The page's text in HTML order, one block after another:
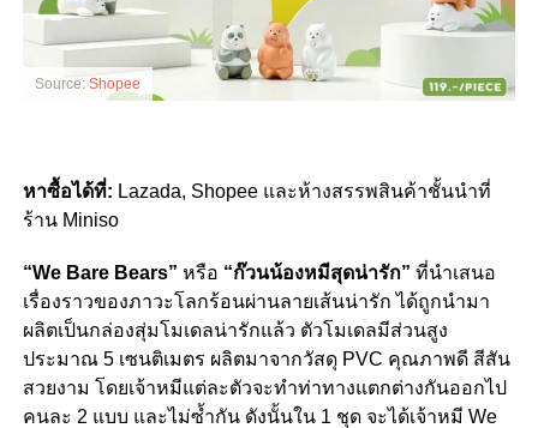
Source: Shopee
หาซื้อได้ที่: Lazada, Shopee และห้างสรรพสินค้าชั้นนำที่
ร้าน Miniso
“We Bare Bears” หรือ “ก๊วนน้องหมีสุดน่ารัก” ที่นำเสนอ
เรื่องราวของภาวะโลกร้อนผ่านลายเส้นน่ารัก ได้ถูกนำมา
ผลิตเป็นกล่องสุ่มโมเดลน่ารักแล้ว ตัวโมเดลมีส่วนสูง
ประมาณ 5 เซนติเมตร ผลิตมาจากวัสดุ PVC คุณภาพดี สีสัน
สวยงาม โดยเจ้าหมีแต่ละตัวจะทำท่าทางแตกต่างกันออกไป
คนละ 2 แบบ และไม่ซ้ำกัน ดังนั้นใน 1 ชุด จะได้เจ้าหมี We